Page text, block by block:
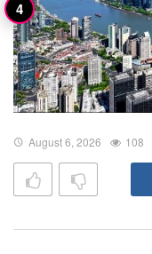
August 6, 2026 108